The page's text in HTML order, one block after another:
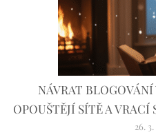
NÁVRAT BLOGOVÁNÍ
OPOUŠTĚJÍ SÍTĚ A
26.